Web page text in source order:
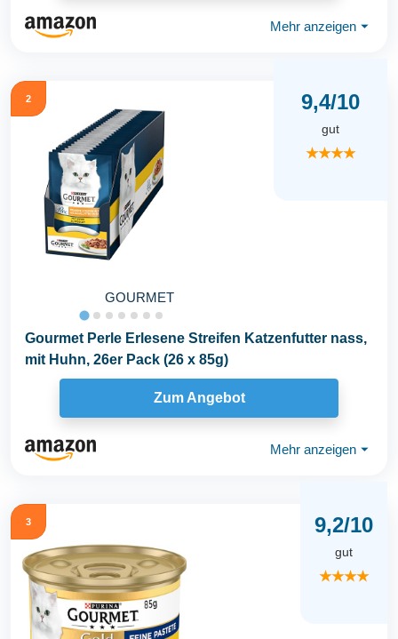
Mehr anzeigen ⏷
2
GOURMET
9,4/10
gut
★★★★
Gourmet Perle Erlesene Streifen Katzenfutter nass,
mit Huhn, 26er Pack (26 x 85g)
Zum Angebot
Mehr anzeigen ⏷
3 9,2/10
gut
★★★★